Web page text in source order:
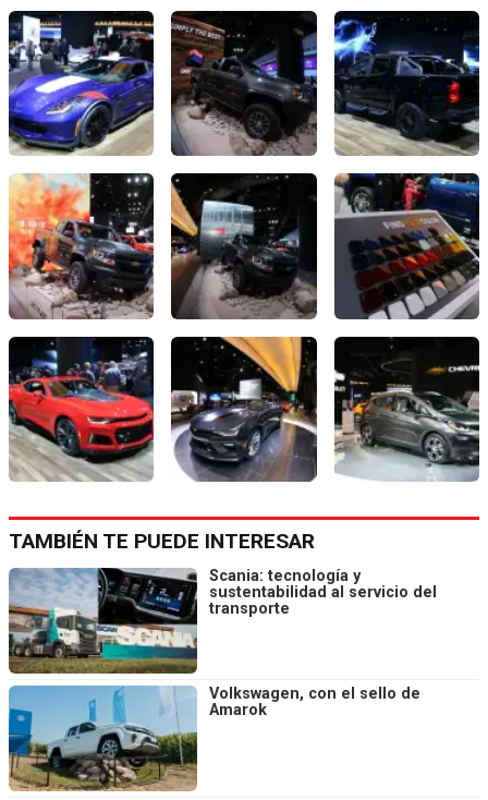
TAMBIÉN TE PUEDE INTERESAR
Scania: tecnología y
sustentabilidad al servicio del
transporte
Volkswagen, con el sello de
Amarok